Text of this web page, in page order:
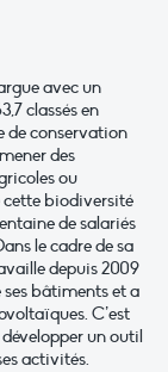
avec un
classés en
de conservation
des
ou
cette biodiversité
de salariés
le cadre de sa
depuis 2009
bâtiments et a
C’est
un outil
activités.